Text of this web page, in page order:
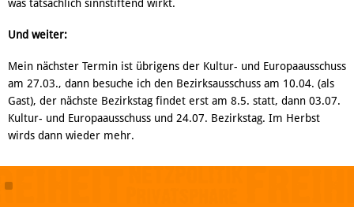
was tatsächlich sinnstiftend wirkt.
Und weiter:
Mein nächster Termin ist übrigens der Kultur- und Europaausschuss
am 27.03., dann besuche ich den Bezirksausschuss am 10.04. (als
Gast), der nächste Bezirkstag findet erst am 8.5. statt, dann 03.07.
Kultur- und Europaausschuss und 24.07. Bezirkstag. Im Herbst
wirds dann wieder mehr.